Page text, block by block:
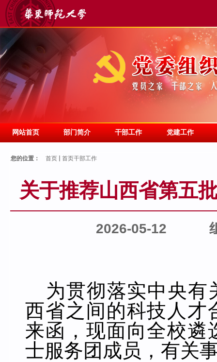
网站首页 部门简介 干部工作 党建工作
您的位置： 首页 首页干部工作
关于推荐山西省第五
2026-05-12
为贯彻落实中央有
西省之间的科技人才
来函，现面向全校遴
士服务团成员，有关